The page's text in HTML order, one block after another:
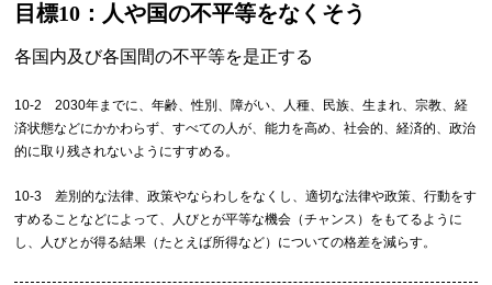
目標10：人や国の不平等をなくそう
各国内及び各国間の不平等を是正する
10-2 2030年までに、年齢、性別、障がい、人種、民族、生まれ、宗教、経
済状態などにかかわらず、すべての人が、能力を高め、社会的、経済的、政治
的に取り残されないようにすすめる。
10-3 差別的な法律、政策やならわしをなくし、適切な法律や政策、行動をす
すめることなどによって、人びとが平等な機会（チャンス）をもてるように
し、人びとが得る結果（たとえば所得など）についての格差を減らす。